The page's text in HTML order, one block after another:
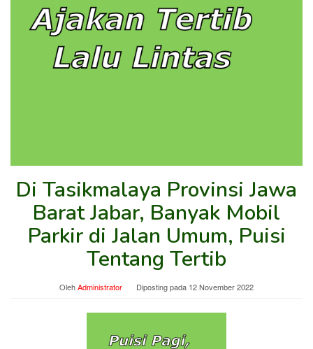
Di Tasikmalaya Provinsi Jawa
Barat Jabar, Banyak Mobil
Parkir di Jalan Umum, Puisi
Tentang Tertib
OlehAdministrator Diposting pada 12 November 2022